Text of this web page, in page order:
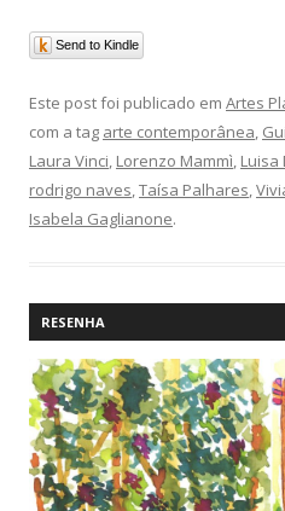
Send to Kindle
Este post foi publicado em Artes
com a tag arte contemporânea
Laura Vinci Lorenzo Mammì Luisa
rodrigo naves Taísa Palhares
Isabela Gaglianone.
RESENHA